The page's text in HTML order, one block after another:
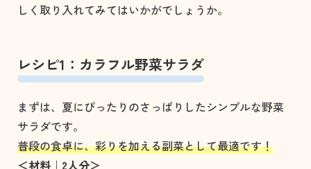
しく取り入れてみてはいかがでしょうか。
レシピ1：カラフル野菜サラダ
まずは、夏にぴったりのさっぱりしたシンプルな野菜
サラダです。
普段の食卓に、彩りを加える副菜として最適です！
＜材料｜2人分＞